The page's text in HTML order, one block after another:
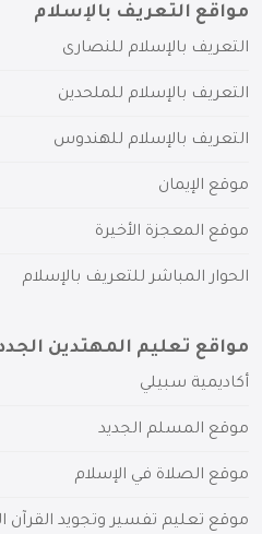
مواقع التعريف بالإسلام
التعريف بالإسلام للنصارى
التعريف بالإسلام للملحدين
التعريف بالإسلام للهندوس
موقع الإيمان
موقع المعجزة الأخيرة
الحوار المباشر للتعريف بالإسلام
مواقع تعليم المهتدين
أكاديمية سبيلي
موقع المسلم الجديد
موقع الصلاة في الإسلام
موقع تعليم تفسير وتجويد القرآن